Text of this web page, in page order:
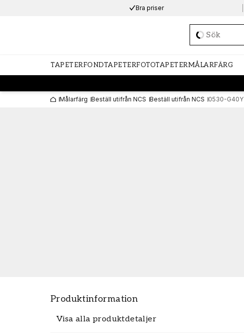
Bra priser
Loading…
TAPETERFONDTAPETERFOTOTAPETERMÅLARFÄRG
Målarfärg Beställ utifrån NCS Beställ utifrån NCS 0530-G40Y
Produktinformation
Visa alla produktdetaljer